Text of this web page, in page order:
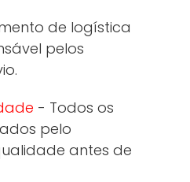
de logística
pelos
- Todos os
pelo
antes de